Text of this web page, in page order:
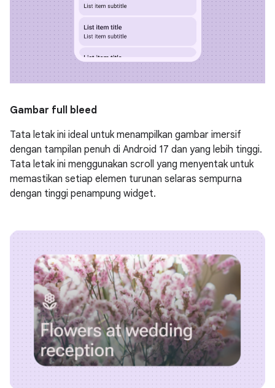
Gambar full bleed
Tata letak ini ideal untuk menampilkan gambar imersif
dengan tampilan penuh di Android 17 dan yang lebih tinggi.
Tata letak ini menggunakan scroll yang menyentak untuk
memastikan setiap elemen turunan selaras sempurna
dengan tinggi penampung widget.